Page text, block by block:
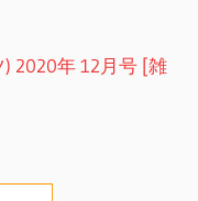
) 2020年 12月号 [雑